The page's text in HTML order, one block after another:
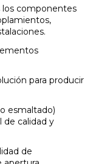
los componentes
para producir
esmaltado)
de calidad y
de